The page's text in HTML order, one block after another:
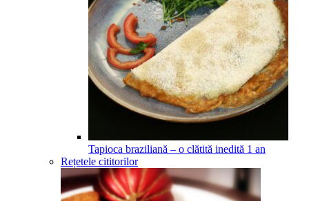
Tapioca braziliană – o clătită inedită 1 an
Rețetele cititorilor